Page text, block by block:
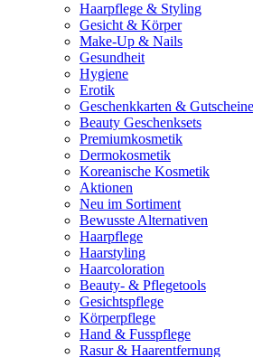
Haarpflege & Styling
Gesicht & Körper
Make-Up & Nails
Gesundheit
Hygiene
Erotik
Geschenkkarten & Gutscheine
Beauty Geschenksets
Premiumkosmetik
Dermokosmetik
Koreanische Kosmetik
Aktionen
Neu im Sortiment
Bewusste Alternativen
Haarpflege
Haarstyling
Haarcoloration
Beauty- & Pflegetools
Gesichtspflege
Körperpflege
Hand & Fusspflege
Rasur & Haarentfernung